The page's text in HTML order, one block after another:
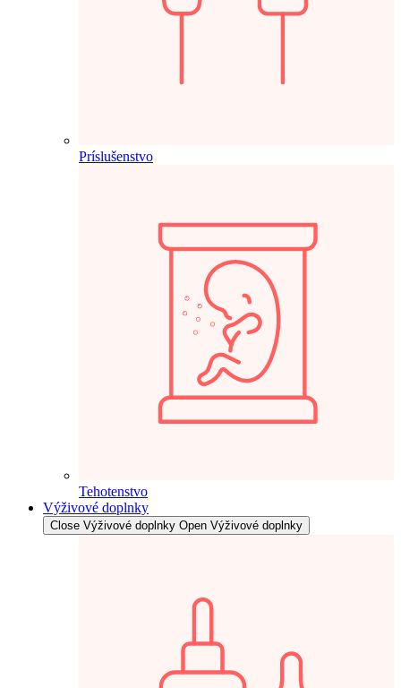
Príslušenstvo
Tehotenstvo
Výživové doplnky
Close Výživové doplnky Open Výživové doplnky